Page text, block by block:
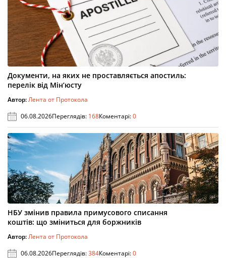
Документи, на яких не проставляється апостиль:
перелік від Мін’юсту
Автор:Лента от Протокола
06.08.2026Переглядів: 168Коментарі:0
НБУ змінив правила примусового списання
коштів: що зміниться для боржників
Автор:Лента от Протокола
06.08.2026Переглядів:384Коментарі:0